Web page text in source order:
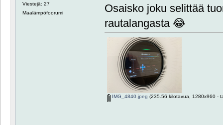
Viestejä: 27
Maalämpöfoorumi
Osaisko joku selittää
rautalangasta 😂
IMG_4840.jpeg (235.56 kilotavua, 1280x960 -